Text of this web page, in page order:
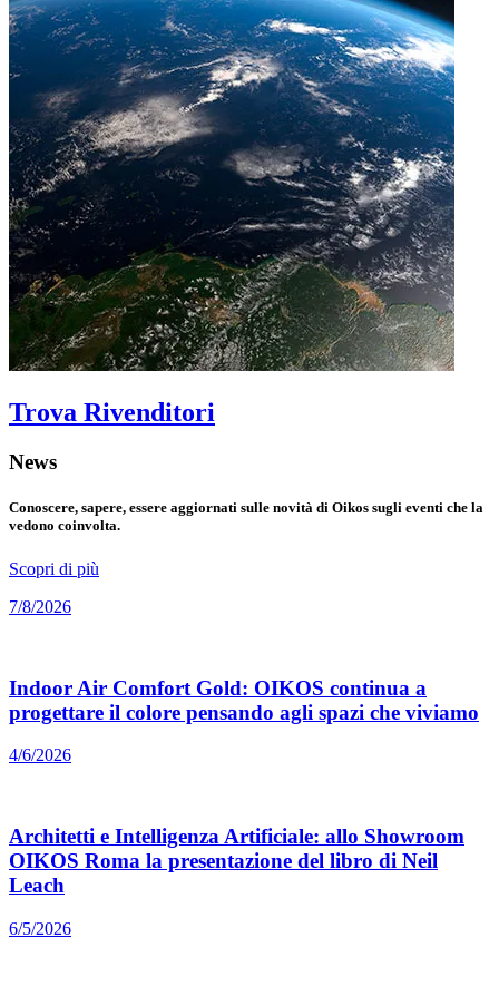
Trova Rivenditori
News
Conoscere, sapere, essere aggiornati sulle novità di Oikos sugli eventi che la
vedono coinvolta.
Scopri di più
7/8/2026
Indoor Air Comfort Gold: OIKOS continua a
progettare il colore pensando agli spazi che viviamo
4/6/2026
Architetti e Intelligenza Artificiale: allo Showroom
OIKOS Roma la presentazione del libro di Neil
Leach
6/5/2026